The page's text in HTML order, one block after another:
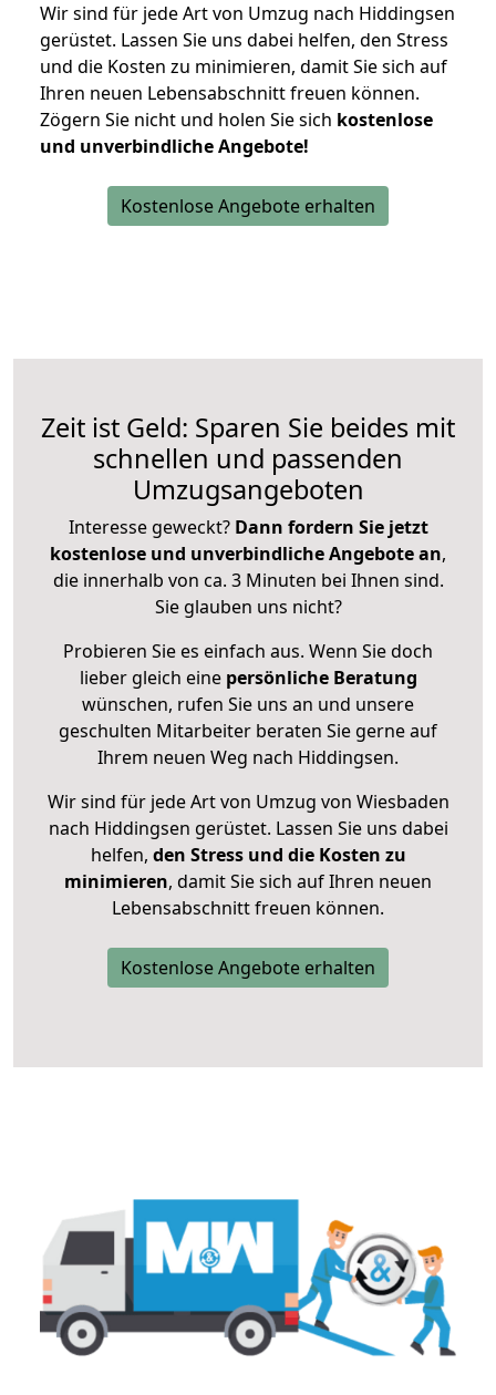
Wir sind für jede Art von Umzug nach Hiddingsen
gerüstet. Lassen Sie uns dabei helfen, den Stress
und die Kosten zu minimieren, damit Sie sich auf
Ihren neuen Lebensabschnitt freuen können.
Zögern Sie nicht und holen Sie sich kostenlose
und unverbindliche Angebote!
Kostenlose Angebote erhalten
Zeit ist Geld: Sparen Sie beides mit
schnellen und passenden
Umzugsangeboten
Interesse geweckt? Dann fordern Sie jetzt
kostenlose und unverbindliche Angebote an,
die innerhalb von ca. 3 Minuten bei Ihnen sind.
Sie glauben uns nicht?
Probieren Sie es einfach aus. Wenn Sie doch
lieber gleich eine persönliche Beratung
wünschen, rufen Sie uns an und unsere
geschulten Mitarbeiter beraten Sie gerne auf
Ihrem neuen Weg nach Hiddingsen.
Wir sind für jede Art von Umzug von Wiesbaden
nach Hiddingsen gerüstet. Lassen Sie uns dabei
helfen, den Stress und die Kosten zu
minimieren, damit Sie sich auf Ihren neuen
Lebensabschnitt freuen können.
Kostenlose Angebote erhalten